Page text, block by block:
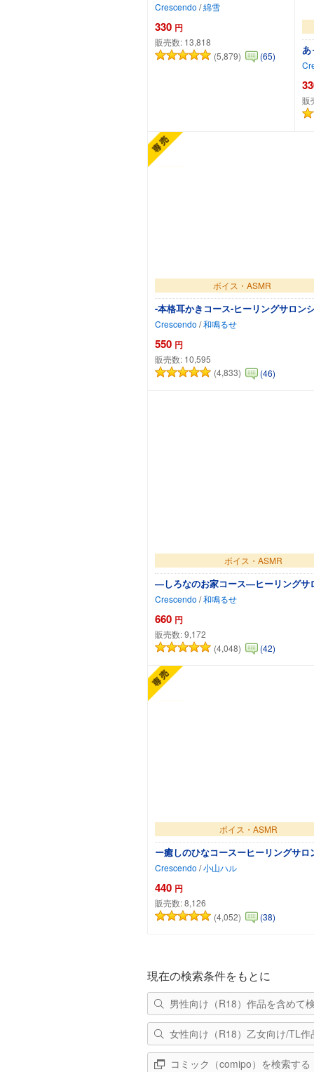
Crescendo /綿雪
330 円
販売数: 13,818
(5,879)
(65)
販
ボイス・ASMR
-本格耳かきコース-ヒーリングサロン
Crescendo /和鳴るせ
550 円
販売数: 10,595
(4,833)
(46)
カートに追加
ボイス・ASMR
―しろなのお家コース―ヒーリングサ
Crescendo /和鳴るせ
660 円
販売数:9,172
(4,048)
(42)
カートに追加
ボイス・ASMR
ー癒しのひなコースーヒーリングサロ
Crescendo /小山ハル
440 円
販売数:8,126
(4,052)
(38)
カートに追加
現在の検索条件をもとに
男性向け（R18）作品を含めて
女性向け（R18）乙女向け/TL作
コミック（comipo）を検索する